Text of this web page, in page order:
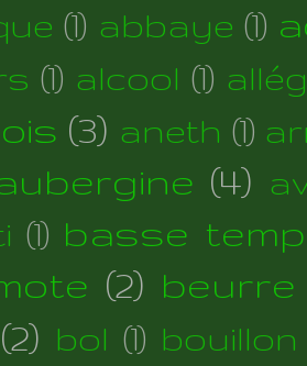
(1) abbaye (1)
(1) alcool (1)
(3) aneth (1)
(4)
(1) basse
(2) beurre
(2) bol (1) bouillon